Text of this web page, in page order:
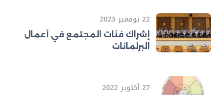
22 نوفمبر 2023
إشراك فئات المجتمع في أعمال
البرلمانات
27 أكتوبر 2022